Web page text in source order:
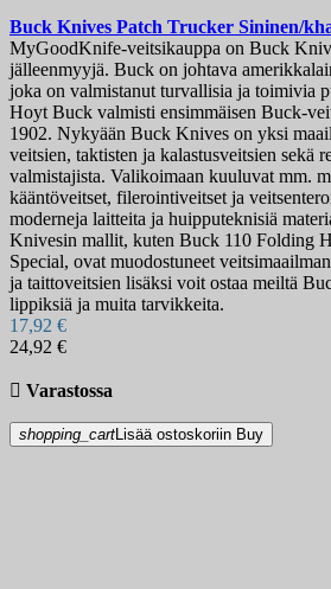
Buck Knives Patch Trucker Sininen/
MyGoodKnife-veitsikauppa on Buck
jälleenmyyjä. Buck on johtava
joka on valmistanut turvallisia ja toimivia
Hoyt Buck valmisti ensimmäisen Buck-
1902. Nykyään Buck Knives on yksi
veitsien, taktisten ja kalastusveitsien sekä
valmistajista. Valikoimaan kuuluvat mm.
kääntöveitset, filerointiveitset ja
moderneja laitteita ja huipputeknisiä
Knivesin mallit, kuten Buck 110 Folding
Special, ovat muodostuneet
ja taittoveitsien lisäksi voit ostaa meiltä
lippiksiä ja muita tarvikkeita.
17,92 €
24,92 €
 Varastossa
shopping_cartLisää ostoskoriin Buy